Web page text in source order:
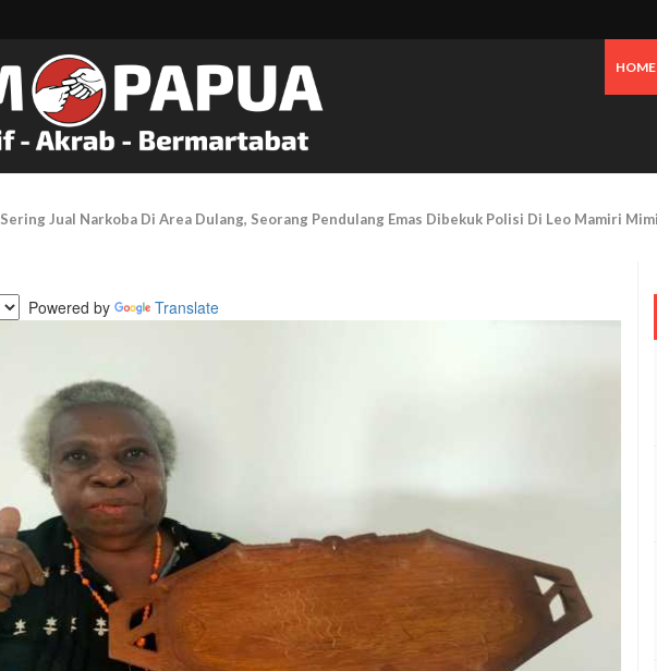
HOME
Pengadilan Negeri Timika Tanggapi Persoalan Sengketa Tanah Di SP2, Berikut Penjelasannya
Powered by Translate